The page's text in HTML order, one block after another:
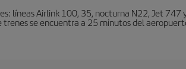
líneas Airlink 100, 35, nocturna N22, Jet 747
se encuentra a 25 minutos del